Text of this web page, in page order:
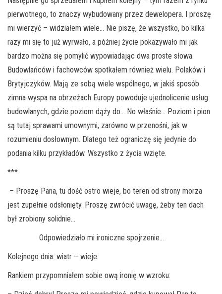
pierwotnego, to znaczy wybudowany przez dewelopera. I proszę
mi wierzyć – widziałem wiele… Nie piszę, że wszystko, bo kilka
razy mi się to już wyrwało, a później życie pokazywało mi jak
bardzo można się pomylić wypowiadając dwa proste słowa.
Budowlańców i fachowców spotkałem również wielu. Polaków i
Brytyjczyków. Mają ze sobą wiele wspólnego, w jakiś sposób
zimna wyspa na obrzeżach Europy powoduje ujednolicenie usług
budowlanych, gdzie poziom dąży do… No właśnie… Poziom i pion
są tutaj sprawami umownymi, zarówno w przenośni, jak w
rozumieniu dosłownym. Dlatego też ograniczę się jedynie do
podania kilku przykładów. Wszystko z życia wzięte.
***
– Proszę Pana, tu dość ostro wieje, bo teren od strony morza
jest zupełnie odsłonięty. Proszę zwrócić uwagę, żeby ten dach
był zrobiony solidnie…
Odpowiedziało mi ironiczne spojrzenie…
Kolejnego dnia: wiatr – wieje.
Rankiem przypomniałem sobie ową ironię w wzroku: